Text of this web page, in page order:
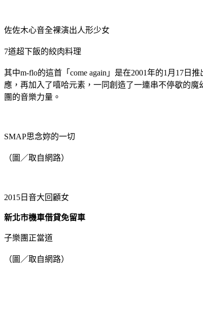
佐佐木心音全裸演出人形少女
7道超下飯的絞肉料理
其中m-flo的這首「come again」是在2001年的1月17日
應，再加入了嘻哈元素，一同創造了一連串不停歇的
團的音樂力量。
SMAP思念妳的一切
（圖／取自網路）
2015日音大回顧女
新北市機車借貸免留車
子樂團正當道
（圖／取自網路）